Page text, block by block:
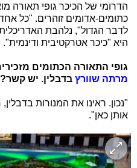
הדרומי של הכיכר גופי תאורה
כתומים-אדומים זוהרים. "כל
לדבר הגדול", נלהבת
היא "כיכר אטרקטיבית ודינמית".
גופי התאורה הכתומים
מרתה שוורץ בדבלין. יש קשר?
"נכון. ראינו את המנורות
אותן כאן".